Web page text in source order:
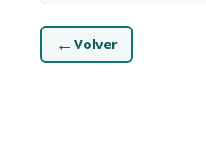
← Volver